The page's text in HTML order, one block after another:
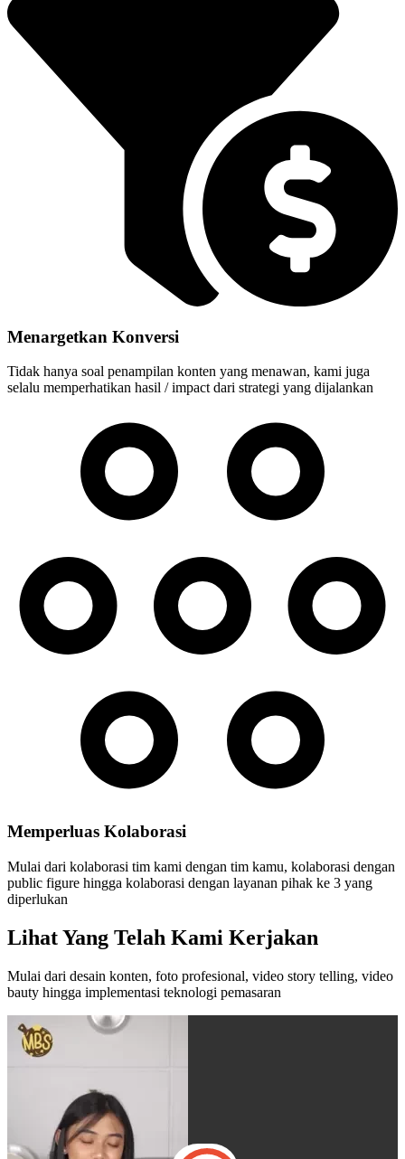
Menargetkan Konversi
Tidak hanya soal penampilan konten yang menawan, kami juga
selalu memperhatikan hasil / impact dari strategi yang dijalankan
Memperluas Kolaborasi
Mulai dari kolaborasi tim kami dengan tim kamu, kolaborasi dengan
public figure hingga kolaborasi dengan layanan pihak ke 3 yang
diperlukan
Lihat Yang Telah Kami Kerjakan
Mulai dari desain konten, foto profesional, video story telling, video
bauty hingga implementasi teknologi pemasaran